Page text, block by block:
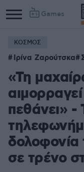
Games
ΚΟΣΜΟΣ
Ιρίνα Ζαρούτσκα
«Τη
πεθάνει»
δολοφονία
σε τρένο